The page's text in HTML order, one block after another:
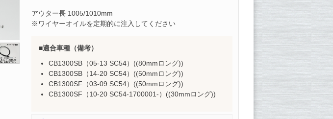
アウター長 1005/1010mm
※ワイヤーオイルを定期的に注入してください
適合車種（備考）
CB1300SB（05-13 SC54）((80mmロング))
CB1300SB（14-20 SC54）((50mmロング))
CB1300SF（03-09 SC54）((50mmロング))
CB1300SF（10-20 SC54-1700001-）((30mmロング))